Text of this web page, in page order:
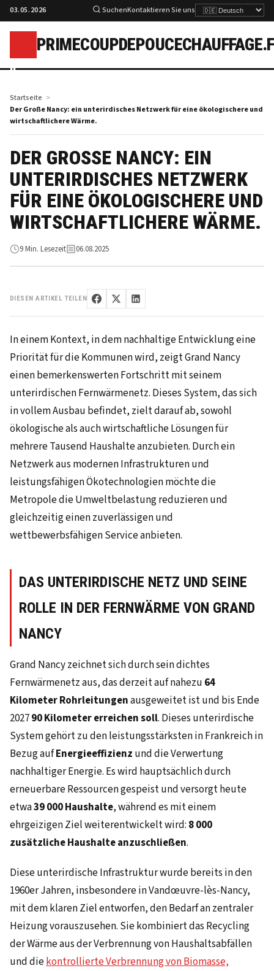
03.05.2026 SuchenKontaktieren Sie uns
p
Startseite
Der Große Nancy: ein unterirdisches Netzwerk für eine ökologischere und
wirtschaftlichere Wärme.
DER GROSSE NANCY: EIN U
NTERIRDISCHES NETZWERK F
ÜR EINE ÖKOLOGISCHERE UND W
IRTSCHAFTLICHERE WÄRME.
9 Min. Lesezeit 06.08.2025
DIESEN ARTIKEL TEILEN
In einem Kontext, in dem nachhaltige Entwicklung eine
Priorität für die Kommunen wird, zeigt Grand Nancy
einen bemerkenswerten Fortschritt mit seinem
unterirdischen Fernwärmenetz. Dieses System, das sich
in vollem Ausbau befindet, zielt darauf ab, sowohl
ökologische als auch wirtschaftliche Lösungen für
mehrere Tausend Haushalte anzubieten. Durch ein
Netzwerk aus modernen Infrastrukturen und
leistungsfähigen Ökotechnologien möchte die
Metropole die Umweltbelastung reduzieren und
gleichzeitig einen zuverlässigen und
wettbewerbsfähigen Service anbieten.
DAS UNTERIRDISCHE NETZ UND SEINE
ROLLE IN DER FERNWÄRME VON GRAND
NANCY
Grand Nancy zeichnet sich durch sein dichtes
Fernwärmenetz aus, das derzeit auf nahezu 64
Kilometer Rohrleitungenausgeweitet ist und bis Ende
202790 Kilometer erreichen soll. Dieses unterirdische
System gehört zu den leistungsstärksten in Frankreich in
Bezug aufEnergieeffizienz und die Verwertung
nachhaltiger Energie. Es wird hauptsächlich durch
erneuerbare Ressourcen gespeist und versorgt heute
etwa39 000 Haushalte, während es mit einem
ehrgeizigen Ziel weiterentwickelt wird: 8 000
zusätzliche Haushalte anzuschließen.
Diese unterirdische Infrastruktur wurde bereits in den
1960er Jahren, insbesondere in Vandœuvre-lès-Nancy,
mit dem klaren Ziel entworfen, den Bedarf an zentraler
Heizung vorauszusehen. Sie kombiniert das Recycling
der Wärme aus der Verbrennung von Haushaltsabfällen
und diekontrollierte Verbrennung von Biomasse,